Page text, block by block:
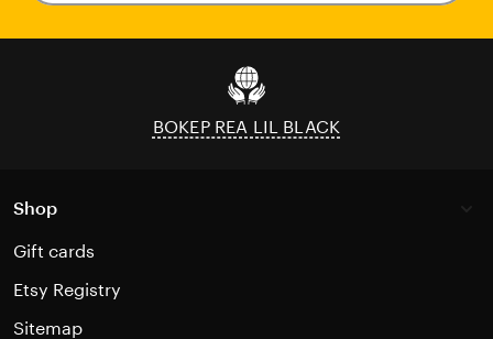
your
BOKEP REA LIL BLACK
Shop
Gift cards
Etsy Registry
Sitemap